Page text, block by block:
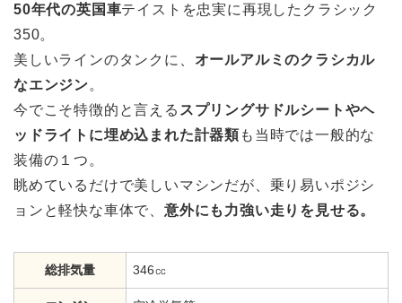
50年代の英国車テイストを忠実に再現したクラシック
350。
美しいラインのタンクに、 オールアルミのクラシカル
なエンジン。
今でこそ特徴的と言える スプリングサドルシートやヘ
ッドライトに埋め込まれた計器類も当時では一般的な
装備の１つ。
眺めているだけで美しいマシンだが、乗り易いポジシ
ョンと軽快な車体で、 意外にも力強い走りを見せる。
総排気量 346㏄